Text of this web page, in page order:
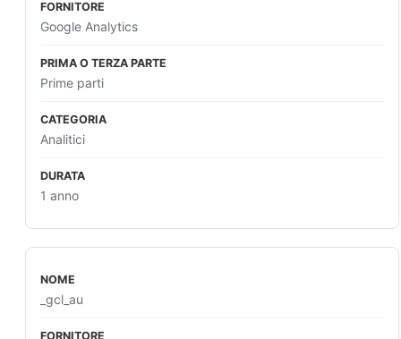
Google Analytics
Prime parti
Analitici
1 anno
_gcl_au